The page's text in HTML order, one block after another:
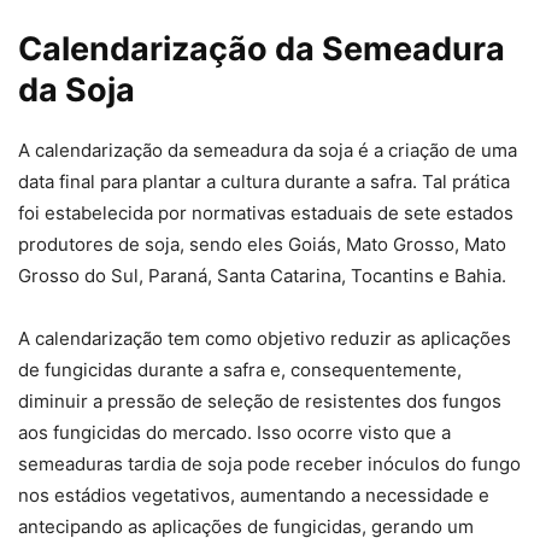
Calendarização da Semeadura
da Soja
A calendarização da semeadura da soja é a criação de uma
data final para plantar a cultura durante a safra. Tal prática
foi estabelecida por normativas estaduais de sete estados
produtores de soja, sendo eles Goiás, Mato Grosso, Mato
Grosso do Sul, Paraná, Santa Catarina, Tocantins e Bahia.
A calendarização tem como objetivo reduzir as aplicações
de fungicidas durante a safra e, consequentemente,
diminuir a pressão de seleção de resistentes dos fungos
aos fungicidas do mercado. Isso ocorre visto que a
semeaduras tardia de soja pode receber inóculos do fungo
nos estádios vegetativos, aumentando a necessidade e
antecipando as aplicações de fungicidas, gerando um